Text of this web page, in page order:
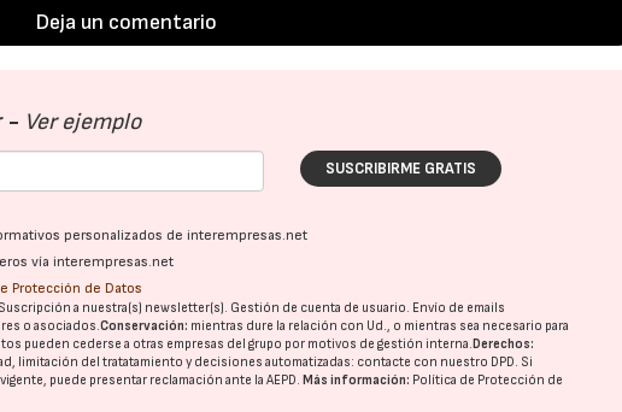
Deja un comentario
- Ver ejemplo
SUSCRIBIRME GRATIS
personalizados de interempresas.net
vía interempresas.net
Protección de Datos
Suscripción a nuestra(s) newsletter(s). Gestión de cuenta de usuario. Envío de emails
o asociados.Conservación: mientras dure la relación con Ud., o mientras sea necesario para
pueden cederse a otras empresas del grupo por motivos de gestión interna. Derechos:
limitación del tratatamiento y decisiones automatizadas: contacte con nuestro DPD. Si
puede presentar reclamación ante laAEPD. Más información: Política de Protección de